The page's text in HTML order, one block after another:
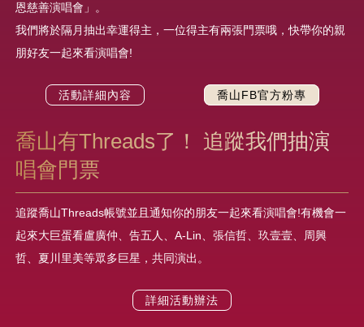
恩慈善演唱會」。
我們將於隔月抽出幸運得主，一位得主有兩張門票哦，快帶你的親
朋好友一起來看演唱會!
活動詳細內容 喬山FB官方粉專
喬山有Threads了！ 追蹤我們抽演
唱會門票
追蹤喬山Threads帳號並且通知你的朋友一起來看演唱會!有機會一
起來大巨蛋看盧廣仲、告五人、A-Lin、張信哲、玖壹壹、周興
哲、夏川里美等眾多巨星，共同演出。
詳細活動辦法